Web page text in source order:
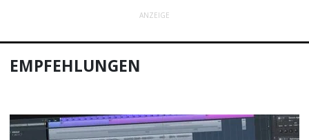
ANZEIGE
EMPFEHLUNGEN